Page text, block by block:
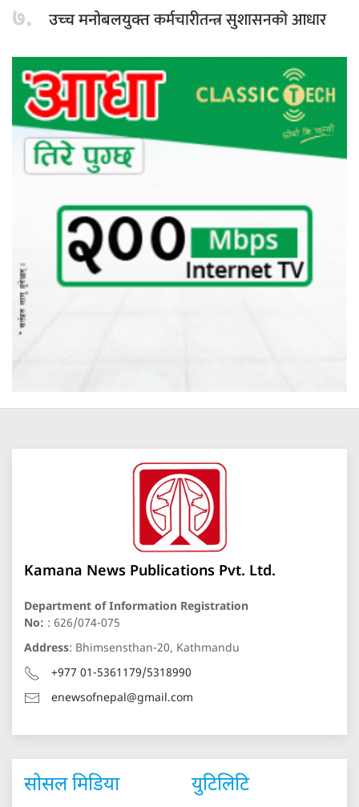
७. उच्च मनोबलयुक्तकर्मचारीतन्त्र सुशासनको आधार
Kamana News Publications Pvt. Ltd.
Department of Information Registration
No: : 626/074-075
Address: Bhimsensthan-20, Kathmandu
+977 01-5361179/5318990
enewsofnepal@gmail.com
सोसल मिडिया युटिलिटि